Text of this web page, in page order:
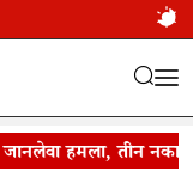
हमला, तीन